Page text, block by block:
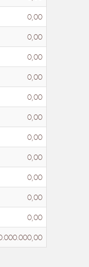
0,00
0,00
0,00
0,00
0,00
0,00
0,00
0,00
0,00
0,00
0,00